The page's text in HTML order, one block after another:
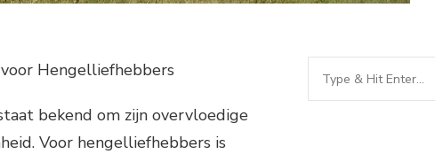
Hengelliefhebbers
bekend om zijn overvloedige
Voor hengelliefhebbers is
Looking
for